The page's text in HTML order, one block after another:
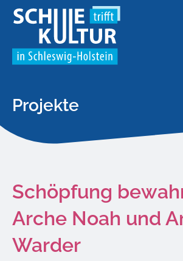
Projekte
Schöpfung
Arche Noah und
Warder